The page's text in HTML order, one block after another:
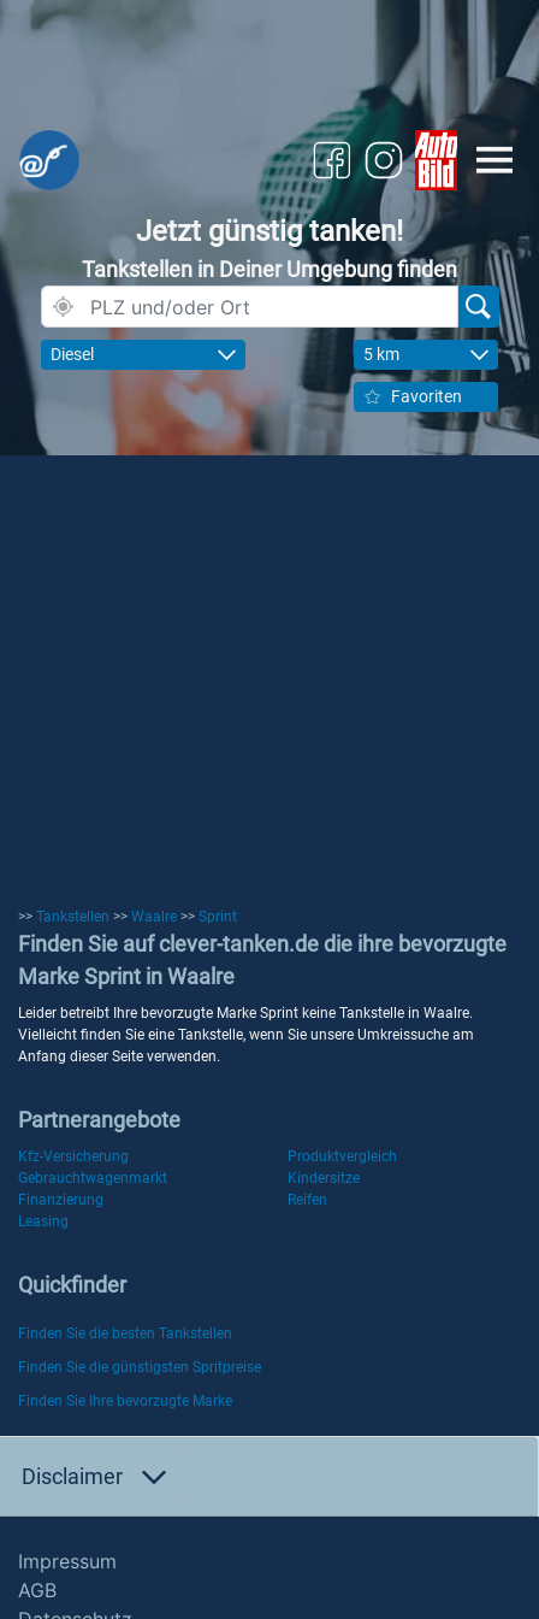
Jetzt günstig tanken!
Tankstellen in Deiner Umgebung finden
Diesel 5 km
Favoriten
>> Tankstellen >> Waalre >> Sprint
Finden Sie auf clever-tanken.de die ihre bevorzugte
Marke Sprint in Waalre
Leider betreibt Ihre bevorzugte Marke Sprint keine Tankstelle in Waalre.
Vielleicht finden Sie eine Tankstelle, wenn Sie unsere Umkreissuche am
Anfang dieser Seite verwenden.
Partnerangebote
Kfz-Versicherung
Produktvergleich
Gebrauchtwagenmarkt
Kindersitze
Finanzierung
Reifen
Leasing
Quickfinder
Finden Sie die besten Tankstellen
Finden Sie die günstigsten Spritpreise
Finden Sie Ihre bevorzugte Marke
Disclaimer
Impressum
AGB